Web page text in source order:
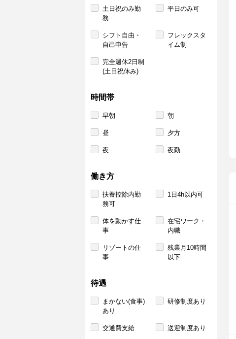
土日祝のみ勤
務
平日のみ可
シフト自由・
自己申告
フレックスタ
イム制
完全週休2日制
(土日祝休み)
時間帯
早朝 朝
昼 夕方
夜 夜勤
働き方
扶養控除内勤
務可
1日4h以内可
体を動かす仕
事
在宅ワーク・
内職
リゾートの仕
事
残業月10時間
以下
待遇
まかない(食事)
あり
研修制度あり
交通費支給 送迎制度あり